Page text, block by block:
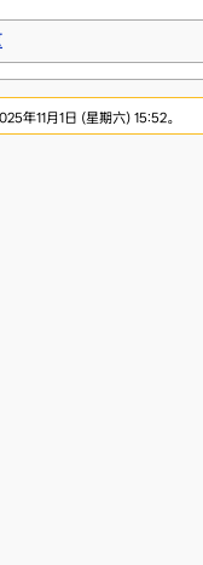
年11月1日 (星期六) 15:52。